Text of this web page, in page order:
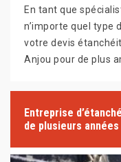
En tant que
n’importe quel type
votre devis
Anjou pour de plus
Entreprise
de plusieurs